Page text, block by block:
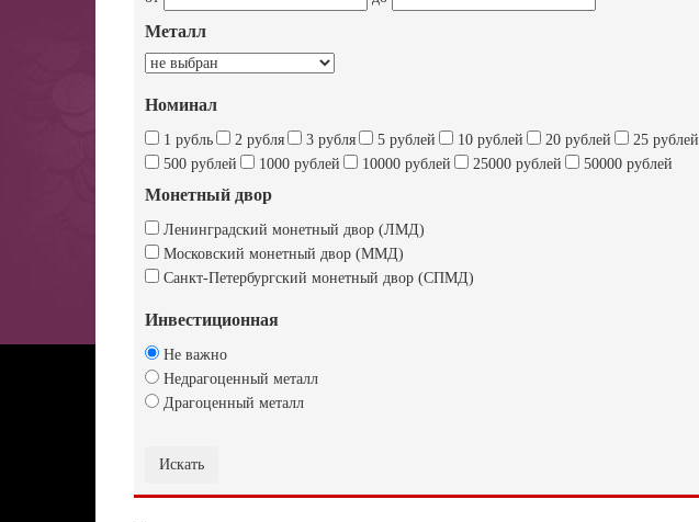
Металл
Номинал
1 рубль 2 рубля 3 рубля 5 рублей 10 рублей 20 рублей 25 рублей
500 рублей
1000 рублей 10000 рублей 25000 рублей 50000 рублей
Монетный двор
Ленинградский монетный двор (ЛМД)
Московский монетный двор (ММД)
Санкт-Петербургский монетный двор (СПМД)
Инвестиционная
Не важно
Недрагоценный металл
Драгоценный металл